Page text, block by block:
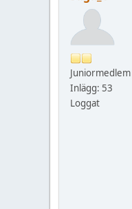
Juniormedlem
Inlägg: 53
Loggat